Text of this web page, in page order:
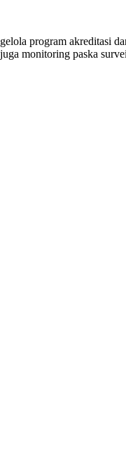
program akreditasi
monitoring paska